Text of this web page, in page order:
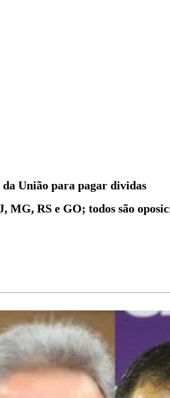
União para pagar dividas
RS e GO; todos são